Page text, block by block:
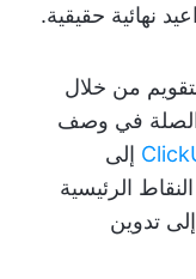
نهائية حقيقية.
من خلال
في وصف
إلى
الرئيسية
إلى تدوين